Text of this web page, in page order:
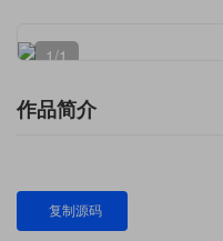
1/1
作品简介
复制源码